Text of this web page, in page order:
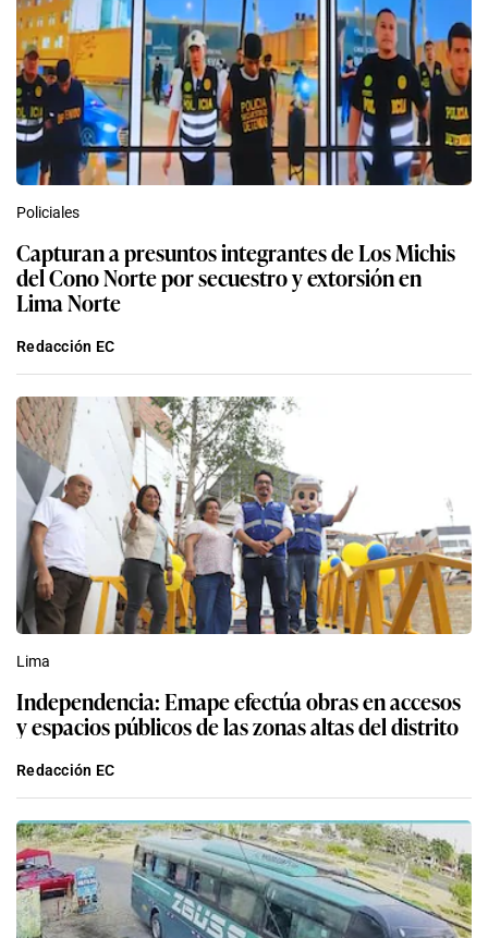
Policiales
Capturan a presuntos integrantes de Los Michis
del Cono Norte por secuestro y extorsión en
Lima Norte
Redacción EC
Lima
Independencia: Emape efectúa obras en accesos
y espacios públicos de las zonas altas del distrito
Redacción EC